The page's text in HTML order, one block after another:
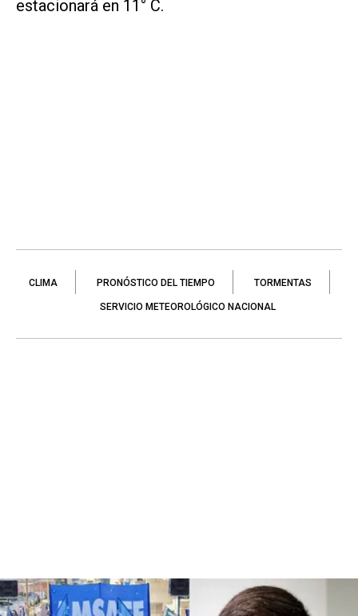
estacionará en 11° C.
CLIMA PRONÓSTICO DEL TIEMPO TORMENTAS
SERVICIO METEOROLÓGICO NACIONAL